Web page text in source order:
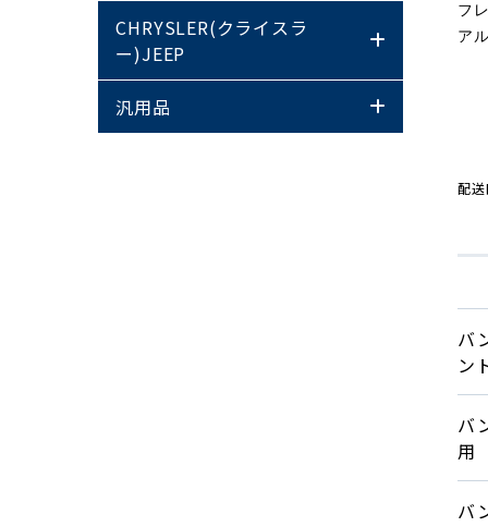
フ
ア
配
バ
ン
バ
用
バ
CHRYSLER(クライスラ
ー)JEEP
汎用品